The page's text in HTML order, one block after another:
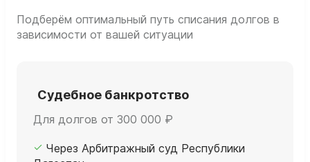
Подберём оптимальный путь списания долгов в
зависимости от вашей ситуации
Судебное банкротство
Для долгов от 300 000 ₽
Через Арбитражный суд Республики